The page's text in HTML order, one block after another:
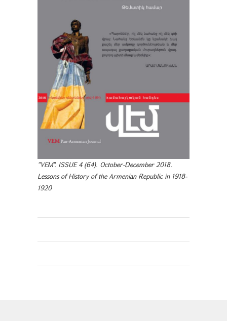
"VEM". ISSUE 4 (64). October-December 2018.
Lessons of History of the Armenian Republic in 1918-
1920